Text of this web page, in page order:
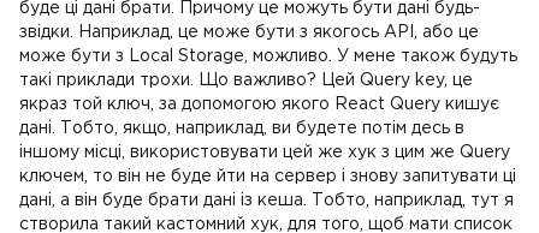
буде ці дані брати. Причому це можуть бути дані будь-
звідки. Наприклад, це може бути з якогось API, або це
може бути з Local Storage, можливо. У мене також будуть
такі приклади трохи. Що важливо? Цей Query key, це
якраз той ключ, за допомогою якого React Query кишує
дані. Тобто, якщо, наприклад, ви будете потім десь в
іншому місці, використовувати цей же хук з цим же Query
ключем, то він не буде йти на сервер і знову запитувати ці
дані, а він буде брати дані із кеша. Тобто, наприклад, тут я
створила такий кастомний хук, для того, щоб мати список